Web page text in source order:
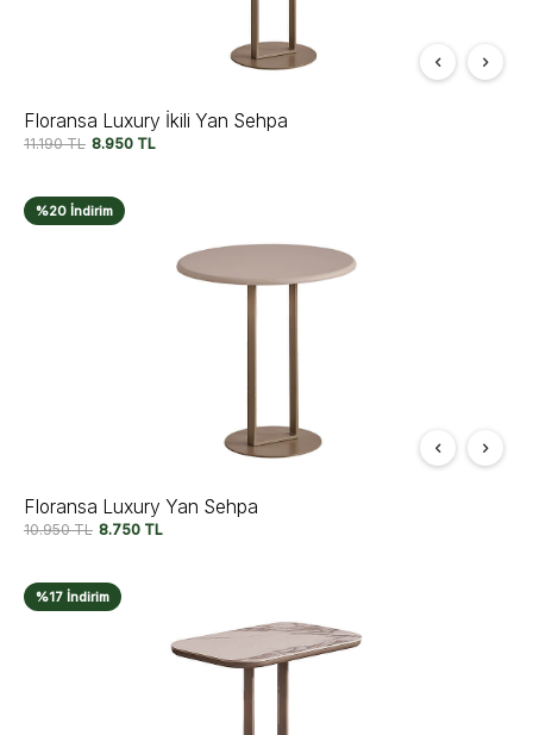
Floransa Luxury İkili Yan Sehpa
11.190TL 8.950 TL
%20 İndirim
Floransa Luxury Yan Sehpa
10.950TL 8.750 TL
%17 İndirim